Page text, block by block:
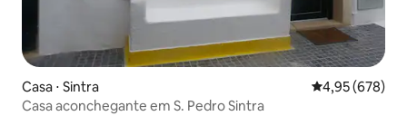
Casa ⋅ Sintra 4,95 de uma
4,95 (678)
Casa aconchegante em S. Pedro Sintra